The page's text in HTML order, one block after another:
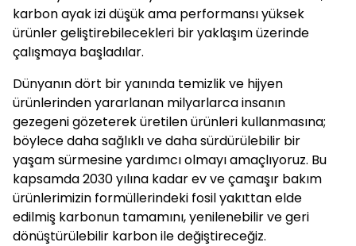
karbon ayak izi düşük ama performansı yüksek
ürünler geliştirebilecekleri bir yaklaşım üzerinde
çalışmaya başladılar.
Dünyanın dört bir yanında temizlik ve hijyen
ürünlerinden yararlanan milyarlarca insanın
gezegeni gözeterek üretilen ürünleri kullanmasına;
böylece daha sağlıklı ve daha sürdürülebilir bir
yaşam sürmesine yardımcı olmayı amaçlıyoruz. Bu
kapsamda 2030 yılına kadar ev ve çamaşır bakım
ürünlerimizin formüllerindeki fosil yakıttan elde
edilmiş karbonun tamamını, yenilenebilir ve geri
dönüştürülebilir karbon ile değiştireceğiz.